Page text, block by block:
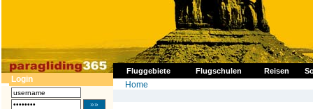
Fluggebiete Flugschulen Reisen
Login
Home